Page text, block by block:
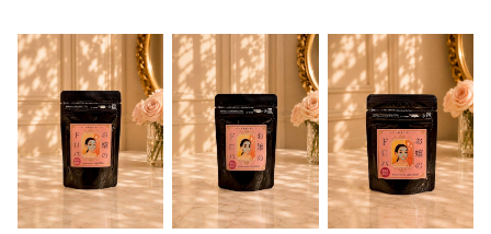
おすすめ